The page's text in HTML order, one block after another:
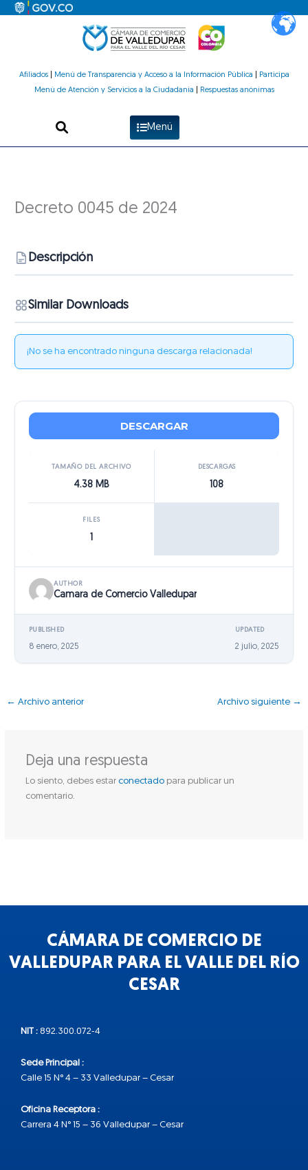
Afiliados| Menú de Transparencia y Acceso a la Información Pública
Participa
Menú de Atención y Servicios a la Ciudadanía
Respuestas anónimas
Menú
Decreto 0045 de 2024
Descripción
Similar Downloads
¡No se ha encontrado ninguna descarga relacionada!
DESCARGAR
TAMAÑO DEL ARCHIVO
4.38 MB
DESCARGAS
108
FILES
AUTHOR
Camara de Comercio Valledupar
PUBLISHED
8 enero, 2025
UPDATED
2 julio, 2025
← Archivo anterior Archivo siguiente →
Deja una respuesta
Lo siento, debes estar conectadopara publicar un
comentario.
CÁMARA DE COMERCIO DE
VALLEDUPAR PARA EL VALLE DEL RÍO
CESAR
NIT : 892.300.072-4
Sede Principal :
Calle 15 N° 4 – 33 Valledupar – Cesar
Oficina Receptora :
Carrera 4 N° 15 – 36 Valledupar – Cesar